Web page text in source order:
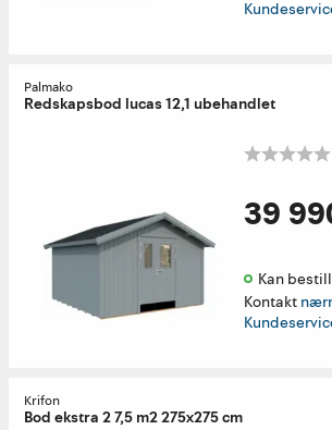
Palmako
Redskapsbod lucas 12,1 ubehandlet
39
Kan
Kontakt
Krifon
Bod ekstra 2 7,5 m2 275x275 cm